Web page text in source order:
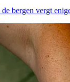
bergen vergt